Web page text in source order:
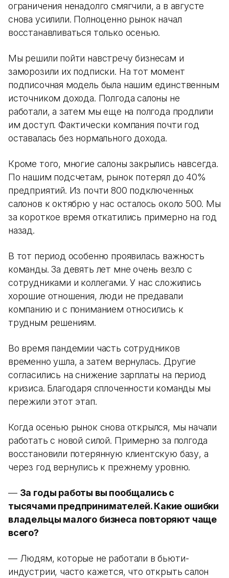
ограничения ненадолго смягчили, а в августе
снова усилили. Полноценно рынок начал
восстанавливаться только осенью.
Мы решили пойти навстречу бизнесам и
заморозили их подписки. На тот момент
подписочная модель была нашим единственным
источником дохода. Полгода салоны не
работали, а затем мы еще на полгода продлили
им доступ. Фактически компания почти год
оставалась без нормального дохода.
Кроме того, многие салоны закрылись навсегда.
По нашим подсчетам, рынок потерял до 40%
предприятий. Из почти 800 подключенных
салонов к октябрю у нас осталось около 500. Мы
за короткое время откатились примерно на год
назад.
В тот период особенно проявилась важность
команды. За девять лет мне очень везло с
сотрудниками и коллегами. У нас сложились
хорошие отношения, люди не предавали
компанию и с пониманием относились к
трудным решениям.
Во время пандемии часть сотрудников
временно ушла, а затем вернулась. Другие
согласились на снижение зарплаты на период
кризиса. Благодаря сплоченности команды мы
пережили этот этап.
Когда осенью рынок снова открылся, мы начали
работать с новой силой. Примерно за полгода
восстановили потерянную клиентскую базу, а
через год вернулись к прежнему уровню.
— За годы работы вы пообщались с
тысячами предпринимателей. Какие ошибки
владельцы малого бизнеса повторяют чаще
всего?
— Людям, которые не работали в бьюти-
индустрии, часто кажется, что открыть салон